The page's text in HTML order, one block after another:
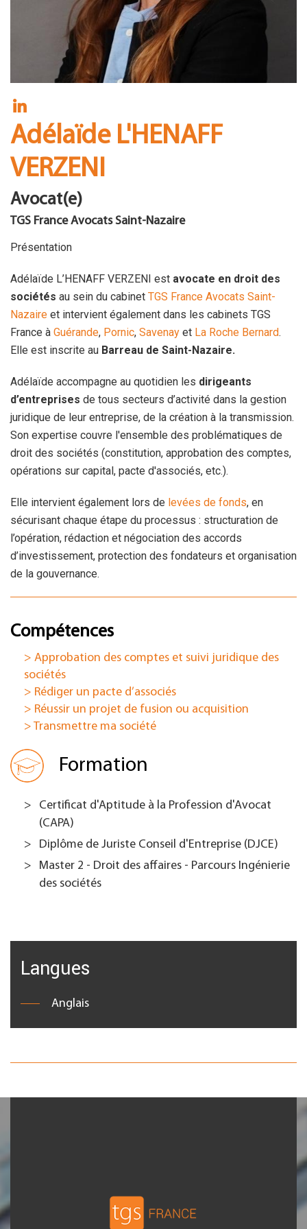
Adélaïde L'HENAFF
VERZENI
Avocat(e)
TGS France Avocats Saint-Nazaire
Présentation
Adélaïde L’HENAFF VERZENI est avocate en droit des
sociétés au sein du cabinet TGS France Avocats Saint-
Nazaire et intervient également dans les cabinets TGS
France à Guérande, Pornic, Savenay et La Roche Bernard.
Elle est inscrite au Barreau de Saint-Nazaire.
Adélaïde accompagne au quotidien les dirigeants
d’entreprises de tous secteurs d’activité dans la gestion
juridique de leur entreprise, de la création à la transmission.
Son expertise couvre l'ensemble des problématiques de
droit des sociétés (constitution, approbation des comptes,
opérations sur capital, pacte d'associés, etc.).
Elle intervient également lors de levées de fonds, en
sécurisant chaque étape du processus : structuration de
l’opération, rédaction et négociation des accords
d’investissement, protection des fondateurs et organisation
de la gouvernance.
Compétences
> Approbation des comptes et suivi juridique des
sociétés
> Rédiger un pacte d’associés
> Réussir un projet de fusion ou acquisition
> Transmettre ma société
Formation
Certificat d'Aptitude à la Profession d'Avocat
(CAPA)
Diplôme de Juriste Conseil d'Entreprise (DJCE)
Master 2 - Droit des affaires - Parcours Ingénierie
des sociétés
Langues
Anglais